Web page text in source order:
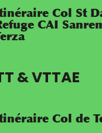
Col St
CAI
& VTTAE
Col de
mise à niveau et
des écoles
design.